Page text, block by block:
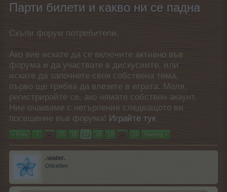
Парти билети и какво ни се падна
Скъпи форум потребители,
Ако вие искате да се включите активно във
форума и да участвате в дискусиите, или
искате да започнете своя собствена тема,
първо ще трябва да влезете в играта. Моля,
регистрирайте се, ако нямате собствен акаунт.
Ние очакваме с нетърпение следващото ви
посещение във форума! Играйте тук
< Prev 1 ← 15 16 17 18 19 → 24 Напред >
.water.
Обсебен